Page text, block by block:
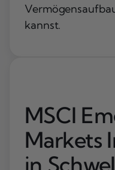
kannst.
MSCI
Markets
in